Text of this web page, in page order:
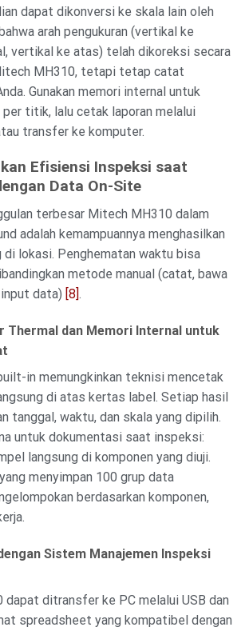
dapat dikonversi ke skala lain oleh
arah pengukuran (vertikal ke
vertikal ke atas) telah dikoreksi secara
MH310, tetapi tetap catat
Gunakan memori internal untuk
titik, lalu cetak laporan melalui
transfer ke komputer.
Efisiensi Inspeksi saat
Data On-Site
terbesar Mitech MH310 dalam
adalah kemampuannya menghasilkan
di lokasi. Penghematan waktu bisa
metode manual (catat, bawa
data) [8].
Thermal dan Memori Internal untuk
in memungkinkan teknisi mencetak
di atas kertas label. Setiap hasil
tanggal, waktu, dan skala yang dipilih.
untuk dokumentasi saat inspeksi:
langsung di komponen yang diuji.
menyimpan 100 grup data
berdasarkan komponen,
Sistem Manajemen Inspeksi
dapat ditransfer ke PC melalui USB dan
spreadsheet yang kompatibel dengan